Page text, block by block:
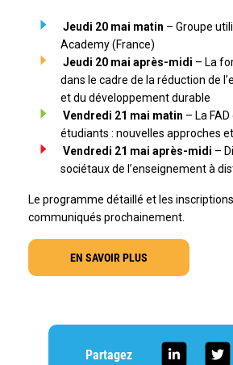
Jeudi 20 mai matin – Groupe
Academy (France)
Jeudi 20 mai après-midi – La
dans le cadre de la réduction de
et du développement durable
Vendredi 21 mai matin – La
étudiants : nouvelles approches
Vendredi 21 mai après-midi –
sociétaux de l’enseignement à
Le programme détaillé et les
communiqués prochainement.
EN SAVOIR PLUS
Partagez